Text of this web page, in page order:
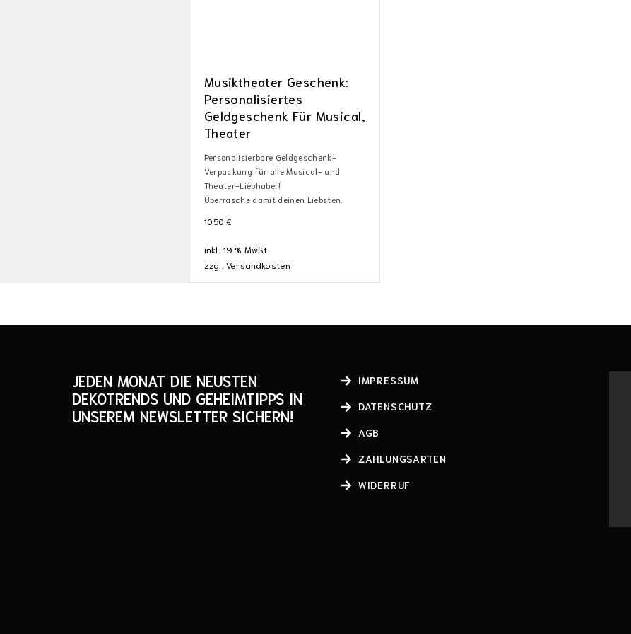
Musiktheater Geschenk:
Personalisiertes
Geldgeschenk Für Musical,
Theater
Personalisierbare Geldgeschenk-
Verpackung für alle Musical- und
Theater-Liebhaber!
Überrasche damit deinen Liebsten.
10,50 €
inkl. 19 % MwSt.
zzgl. Versandkosten
JEDEN MONAT DIE NEUSTEN
DEKOTRENDS UND GEHEIMTIPPS IN
UNSEREM NEWSLETTER SICHERN!
IMPRESSUM
DATENSCHUTZ
AGB
ZAHLUNGSARTEN
WIDERRUF